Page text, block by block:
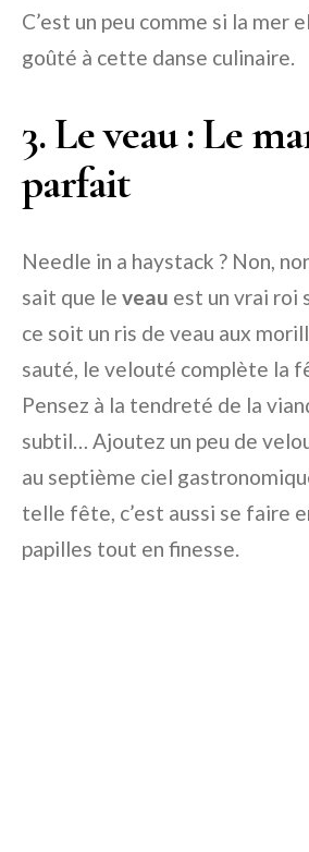
C’est un peu comme si la mer
goûté à cette danse culinaire.
3. Le veau : Le
parfait
Needle in a haystack ? Non,
sait que le veau est un vrai roi
ce soit un ris de veau aux
sauté, le velouté complète la
Pensez à la tendreté de la
subtil… Ajoutez un peu de
au septième ciel
telle fête, c’est aussi se faire
papilles tout en finesse.